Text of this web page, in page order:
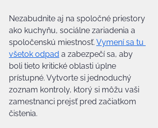
Nezabudnite aj na spoločné priestory
ako kuchyňu, sociálne zariadenia a
spoločenskú miestnosť. Vymení sa tu
všetok odpad a zabezpečí sa, aby
boli tieto kritické oblasti úplne
prístupné. Vytvorte si jednoduchý
zoznam kontroly, ktorý si môžu vaši
zamestnanci prejsť pred začiatkom
čistenia.